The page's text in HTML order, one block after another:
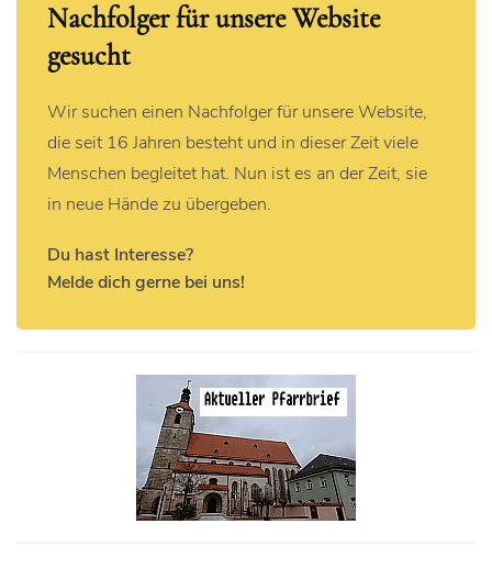
Nachfolger für unsere Website
gesucht
Wir suchen einen Nachfolger für unsere Website,
die seit 16 Jahren besteht und in dieser Zeit viele
Menschen begleitet hat. Nun ist es an der Zeit, sie
in neue Hände zu übergeben.
Du hast Interesse?
Melde dich gerne bei uns!